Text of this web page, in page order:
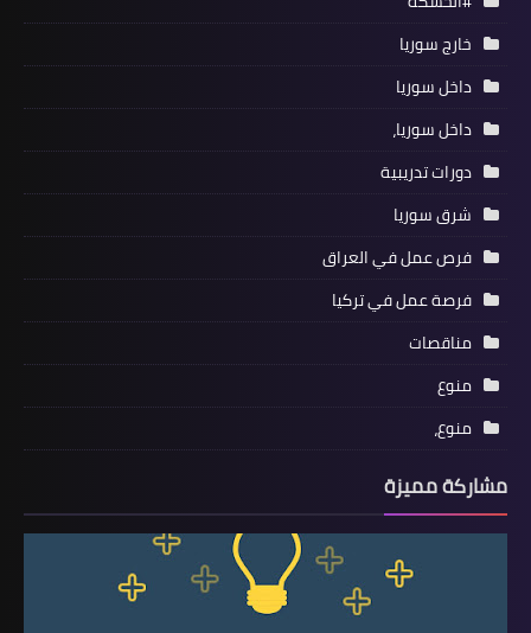
خارج سوريا
داخل سوريا
داخل سوريا،
دورات تدريبية
شرق سوريا
فرص عمل في العراق
فرصة عمل في تركيا
مناقصات
منوع
منوع،
مشاركة مميزة